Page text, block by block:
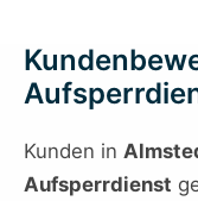
Kunden in
Aufsperrdienst